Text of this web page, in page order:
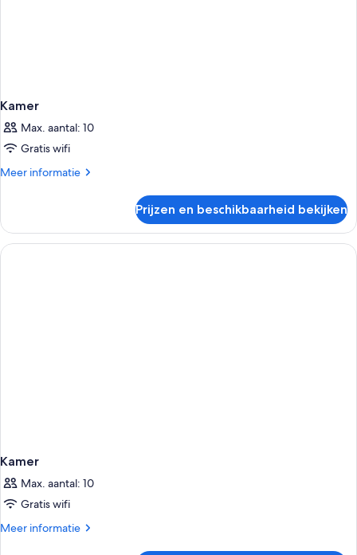
Kamer
Max. aantal: 10
Gratis wifi
Meer informatie
Meer
Prijzen en beschikbaarheid bekijken
Kamer
Max. aantal: 10
Gratis wifi
Meer informatie
Meer